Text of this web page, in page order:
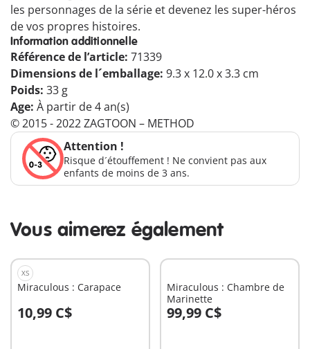
les personnages de la série et devenez les super-héros
de vos propres histoires.
Information additionnelle
Référence de l’article: 71339
Dimensions de l´emballage: 9.3 x 12.0 x 3.3 cm
Poids: 33 g
Age: À partir de 4 an(s)
© 2015 - 2022 ZAGTOON – METHOD
Attention !
Risque d´étouffement ! Ne convient pas aux
enfants de moins de 3 ans.
Vous aimerez également
XS
Miraculous : Carapace
10,99 C$
Au panier
Miraculous : Chambre de
Marinette
99,99 C$
Au panier